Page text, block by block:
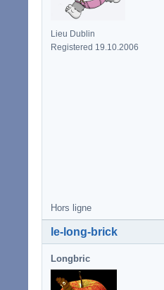
Lieu Dublin
Registered 19.10.2006
Hors ligne
le-long-brick
Longbric